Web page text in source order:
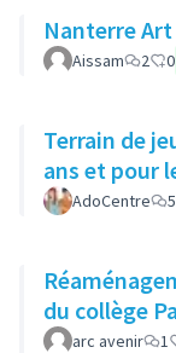
Nanterre
Aissam 2 0
Terrain de
ans et pour
AdoCentre 5
du collège
arc avenir 1